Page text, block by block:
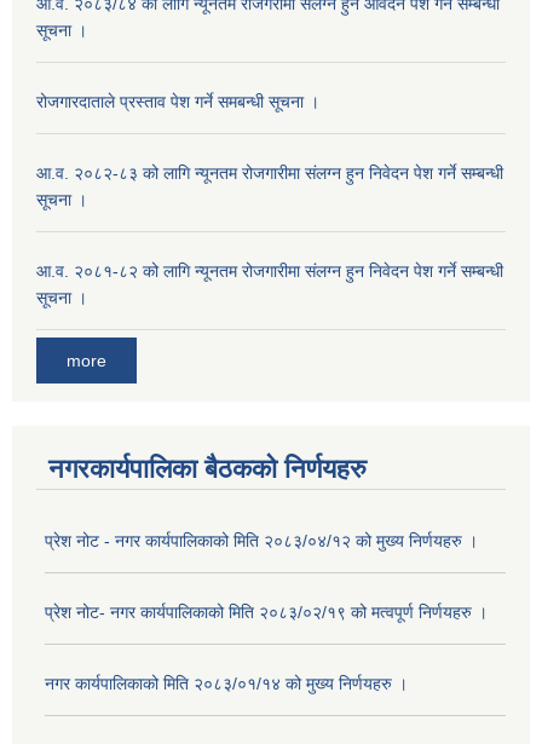
आ.व. २०८३/८४ को लागि न्यूनतम रोजगरीमा संलग्न हुन आवेदन पेश गर्ने सम्बन्धी
सूचना ।
रोजगारदाताले प्रस्ताव पेश गर्ने समबन्धी सूचना ।
आ.व. २०८२-८३ को लागि न्यूनतम रोजगारीमा संलग्न हुन निवेदन पेश गर्ने सम्बन्धी
सूचना ।
आ.व. २०८१-८२ को लागि न्यूनतम रोजगारीमा संलग्न हुन निवेदन पेश गर्ने सम्बन्धी
सूचना ।
more
नगरकार्यपालिका बैठकको निर्णयहरु
प्रेश नोट - नगर कार्यपालिकाको मिति २०८३/०४/१२ को मुख्य निर्णयहरु ।
प्रेश नोट- नगर कार्यपालिकाको मिति २०८३/०२/१९ को मत्वपूर्ण निर्णयहरु ।
नगर कार्यपालिकाको मिति २०८३/०१/१४ को मुख्य निर्णयहरु ।